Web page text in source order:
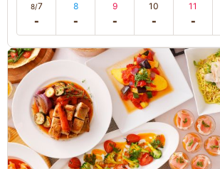
8/7 8 9 10 11